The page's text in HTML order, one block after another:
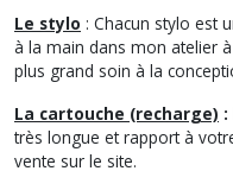
Le stylo : Chacun stylo est
à la main dans mon atelier
plus grand soin à la
La cartouche (recharge) :
très longue et rapport à
vente sur le site.